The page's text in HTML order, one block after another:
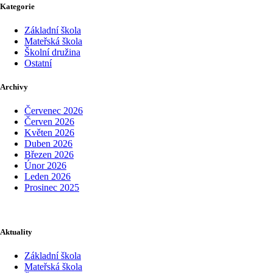
Kategorie
Základní škola
Mateřská škola
Školní družina
Ostatní
Archivy
Červenec 2026
Červen 2026
Květen 2026
Duben 2026
Březen 2026
Únor 2026
Leden 2026
Prosinec 2025
Aktuality
Základní škola
Mateřská škola